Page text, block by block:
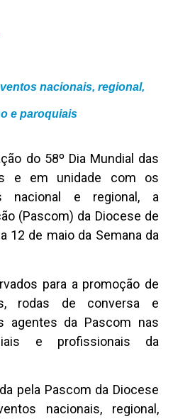
nacionais, regional,
e paroquiais
do 58º Dia Mundial das
e em unidade com os
nacional e regional, a
(Pascom) da Diocese de
12 de maio da Semana da
para a promoção de
rodas de conversa e
agentes da Pascom nas
e profissionais da
pela Pascom da Diocese
nacionais, regional,